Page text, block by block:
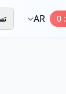
:
0
AR